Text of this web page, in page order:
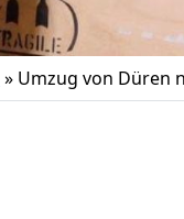
» Umzug von Düren